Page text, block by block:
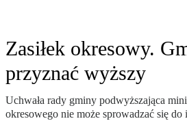
Zasiłek okresowy.
przyznać wyższy
Uchwała rady gminy podwyższająca
okresowego nie może sprowadzać się do